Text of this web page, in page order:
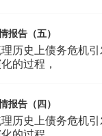
报告（五）
历史上债务危机
的过程，
报告（四）
历史上债务危机